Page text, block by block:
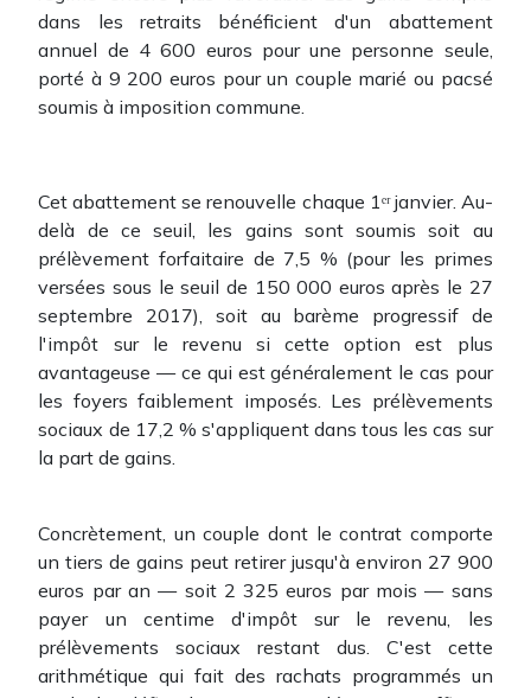
dans les retraits bénéficient d'un abattement
annuel de 4 600 euros pour une personne seule,
porté à 9 200 euros pour un couple marié ou pacsé
soumis à imposition commune.
Cet abattement se renouvelle chaque 1ᵉʳ janvier. Au-
delà de ce seuil, les gains sont soumis soit au
prélèvement forfaitaire de 7,5 % (pour les primes
versées sous le seuil de 150 000 euros après le 27
septembre 2017), soit au barème progressif de
l'impôt sur le revenu si cette option est plus
avantageuse — ce qui est généralement le cas pour
les foyers faiblement imposés. Les prélèvements
sociaux de 17,2 % s'appliquent dans tous les cas sur
la part de gains.
Concrètement, un couple dont le contrat comporte
un tiers de gains peut retirer jusqu'à environ 27 900
euros par an — soit 2 325 euros par mois — sans
payer un centime d'impôt sur le revenu, les
prélèvements sociaux restant dus. C'est cette
arithmétique qui fait des rachats programmés un